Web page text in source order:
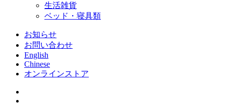
生活雑貨
ベッド・寝具類
お知らせ
お問い合わせ
English
Chinese
オンラインストア